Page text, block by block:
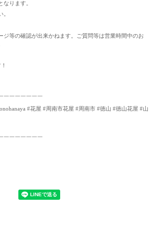
なります。
。
ジ等の確認が出来かねます。ご質問等は営業時間中のお
￣￣￣￣￣￣￣
#花屋 #周南市花屋 #周南市 #徳山 #徳山花屋 #山
￣￣￣￣￣￣￣